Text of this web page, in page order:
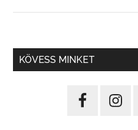
KÖVESS MINKET